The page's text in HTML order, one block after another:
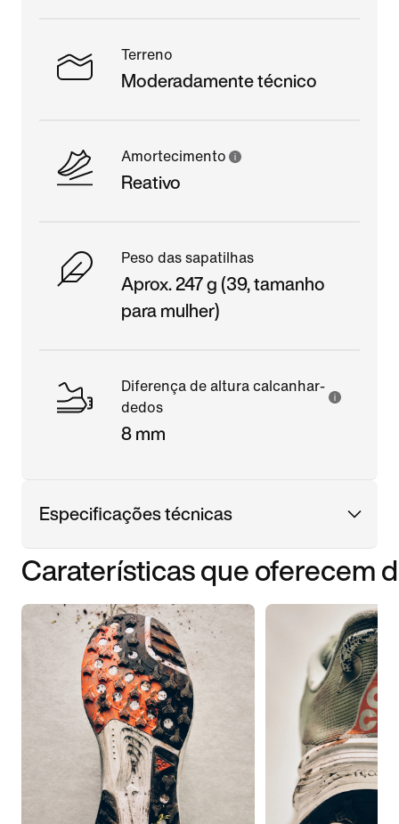
Terreno
Moderadamente técnico
Amortecimento
Reativo
Peso das sapatilhas
Aprox. 247 g (39, tamanho
para mulher)
Diferença de altura calcanhar-
dedos
8 mm
Especificações técnicas
Caraterísticas que oferecem